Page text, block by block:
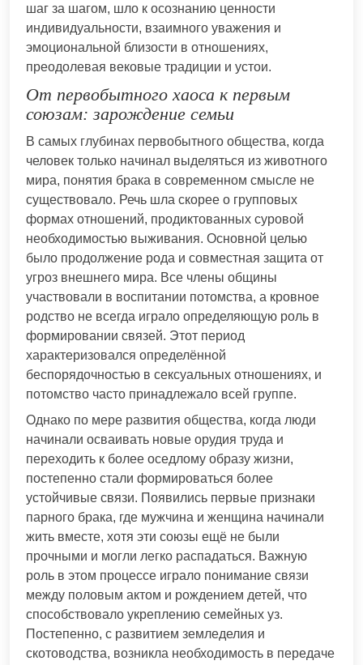
шаг за шагом, шло к осознанию ценности
индивидуальности, взаимного уважения и
эмоциональной близости в отношениях,
преодолевая вековые традиции и устои.
От первобытного хаоса к первым
союзам: зарождение семьи
В самых глубинах первобытного общества, когда
человек только начинал выделяться из животного
мира, понятия брака в современном смысле не
существовало. Речь шла скорее о групповых
формах отношений, продиктованных суровой
необходимостью выживания. Основной целью
было продолжение рода и совместная защита от
угроз внешнего мира. Все члены общины
участвовали в воспитании потомства, а кровное
родство не всегда играло определяющую роль в
формировании связей. Этот период
характеризовался определённой
беспорядочностью в сексуальных отношениях, и
потомство часто принадлежало всей группе.
Однако по мере развития общества, когда люди
начинали осваивать новые орудия труда и
переходить к более оседлому образу жизни,
постепенно стали формироваться более
устойчивые связи. Появились первые признаки
парного брака, где мужчина и женщина начинали
жить вместе, хотя эти союзы ещё не были
прочными и могли легко распадаться. Важную
роль в этом процессе играло понимание связи
между половым актом и рождением детей, что
способствовало укреплению семейных уз.
Постепенно, с развитием земледелия и
скотоводства, возникла необходимость в передаче